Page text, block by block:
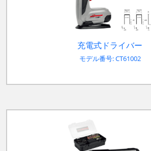
充電式ドライバー
モデル番号: CT61002